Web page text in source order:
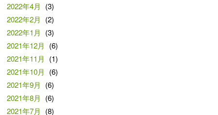
2022年4月
(3)
2022年2月
(2)
2022年1月
(3)
2021年12月
(6)
2021年11月
(1)
2021年10月
(6)
2021年9月
(6)
2021年8月
(6)
2021年7月
(8)